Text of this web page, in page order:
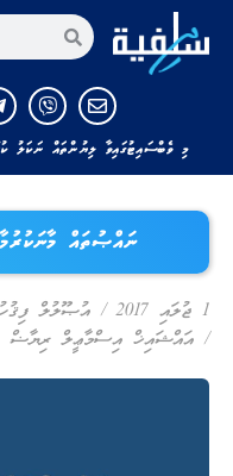
މި ވެބްސައިޓުގައިވާ ލިޔުންތައް ނަކަލު
ނައްޞުތައް މާނަކުރުމާ
1 ޖުލައި 2017 / އުޞޫލުލް
/ އައްޝައިޚް އިސްމާޢީލް ރިޔާޟް